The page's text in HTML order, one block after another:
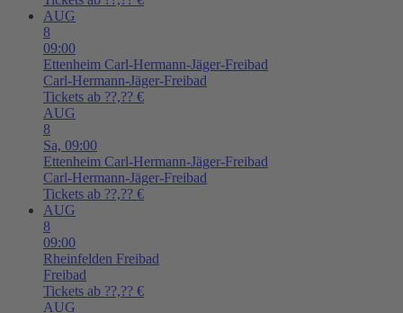
AUG
8
09:00
Ettenheim Carl-Hermann-Jäger-Freibad
Carl-Hermann-Jäger-Freibad
Tickets ab ??,?? €
AUG
8
Sa, 09:00
Ettenheim Carl-Hermann-Jäger-Freibad
Carl-Hermann-Jäger-Freibad
Tickets ab ??,?? €
AUG
8
09:00
Rheinfelden Freibad
Freibad
Tickets ab ??,?? €
AUG